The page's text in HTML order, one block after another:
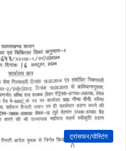
ट्रांसफर/पोस्टिंग